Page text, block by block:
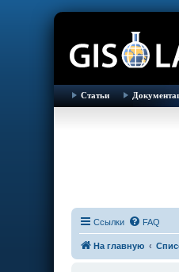
Статьи
Ссылки FAQ
На главную